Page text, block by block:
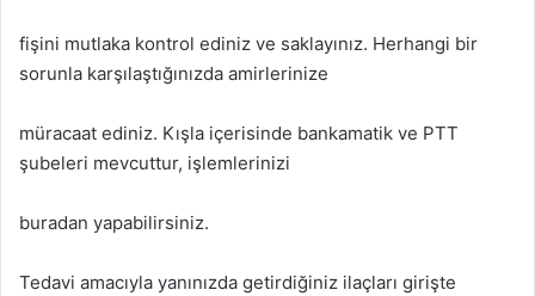
fişini mutlaka kontrol ediniz ve saklayınız. Herhangi bir
sorunla karşılaştığınızda amirlerinize
müracaat ediniz. Kışla içerisinde bankamatik ve PTT
şubeleri mevcuttur, işlemlerinizi
buradan yapabilirsiniz.
Tedavi amacıyla yanınızda getirdiğiniz ilaçları girişte